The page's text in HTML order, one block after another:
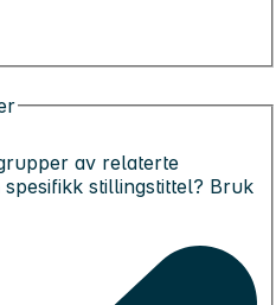
av relaterte
stillingstittel? Bruk